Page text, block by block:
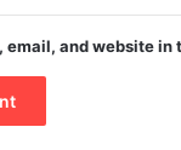
email, and website